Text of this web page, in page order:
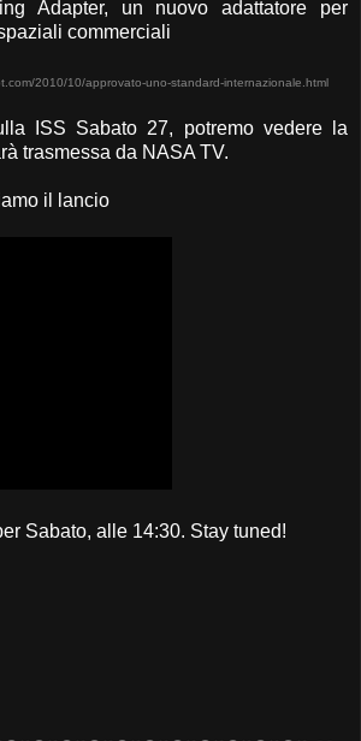
Adapter, un nuovo adattatore per
commerciali
2010/10/approvato-uno-standard-internazionale.html
ISS Sabato 27, potremo vedere la
trasmessa da NASA TV.
il lancio
Sabato, alle 14:30. Stay tuned!